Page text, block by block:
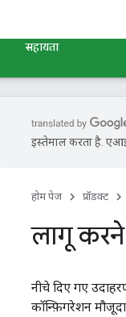
सहायता
इस्तेमाल करता है.
होम पेज प्रॉडक्ट
लागू
नीचे दिए गए
कॉन्फ़िगरेशन